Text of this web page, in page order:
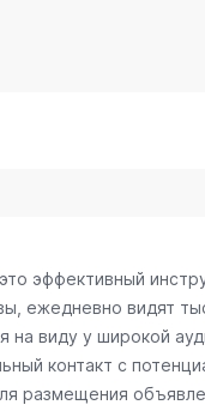
эффективный
ежедневно видят
виду у широкой
контакт с
размещения